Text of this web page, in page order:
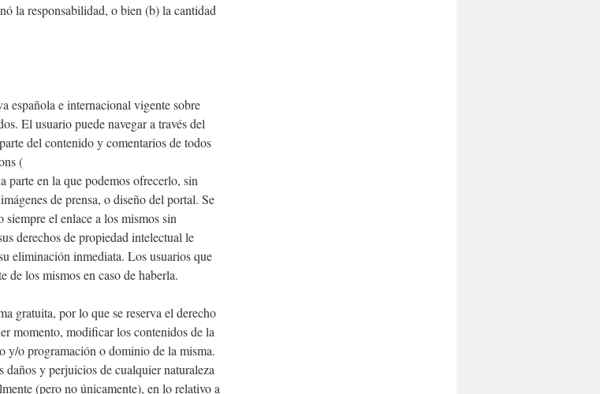
la responsabilidad, o bien (b) la cantidad
española e internacional vigente sobre
El usuario puede navegar a través del
del contenido y comentarios de todos
(
parte en la que podemos ofrecerlo, sin
de prensa, o diseño del portal. Se
el enlace a los mismos sin
derechos de propiedad intelectual le
eliminación inmediata. Los usuarios que
de los mismos en caso de haberla.
gratuita, por lo que se reserva el derecho
momento, modificar los contenidos de la
y/o programación o dominio de la misma.
daños y perjuicios de cualquier naturaleza
(pero no únicamente), en lo relativo a